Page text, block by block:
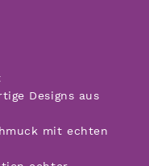
Designs aus
mit echten